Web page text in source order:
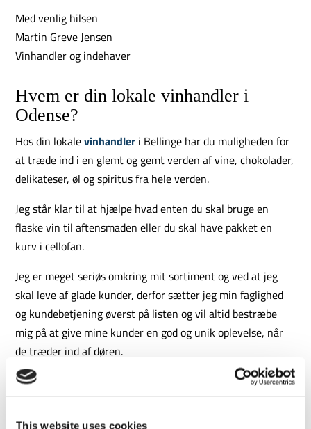
This website uses cookies
Med venlig hilsen
Martin Greve Jensen
Vinhandler og indehaver
Hvem er din lokale vinhandler i
Odense?
Hos din lokalevinhandler i Bellinge har du muligheden for
at træde ind i en glemt og gemt verden af vine, chokolader,
delikateser, øl og spiritus fra hele verden.
Jeg står klar til at hjælpe hvad enten du skal bruge en
flaske vin til aftensmaden eller du skal have pakket en
kurv i cellofan.
Jeg er meget seriøs omkring mit sortiment og ved at jeg
skal leve af glade kunder, derfor sætter jeg min faglighed
og kundebetjening øverst på listen og vil altid bestræbe
mig på at give mine kunder en god og unik oplevelse, når
de træder ind af døren.
Jeg har altid adskillige forskellige flasker åbne på
på diverse spiritus eller vine og derefter træffe dit eget